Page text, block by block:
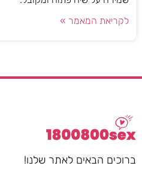
לקריאת המאמר »
ברוכים הבאים לאתר שלנו!